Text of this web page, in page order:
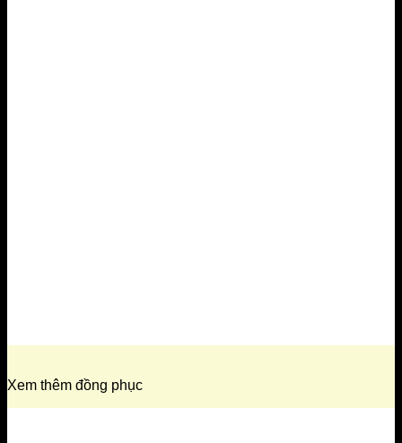
Xem thêm đồng phục